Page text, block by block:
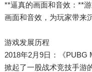
**逼真的画面和音效：**
画面和音效，为玩家带来
游戏发展历程
2018年2月9日：《PUBG
掀起了一股战术竞技手游